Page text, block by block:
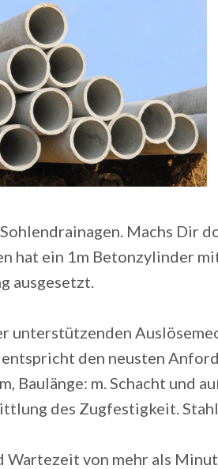
Machs Dir
hat ein 1m Betonzylinder
ausgesetzt.
unterstützenden
den neusten
Baulänge: m. Schacht und
des Zugfestigkeit.
Wartezeit von mehr als